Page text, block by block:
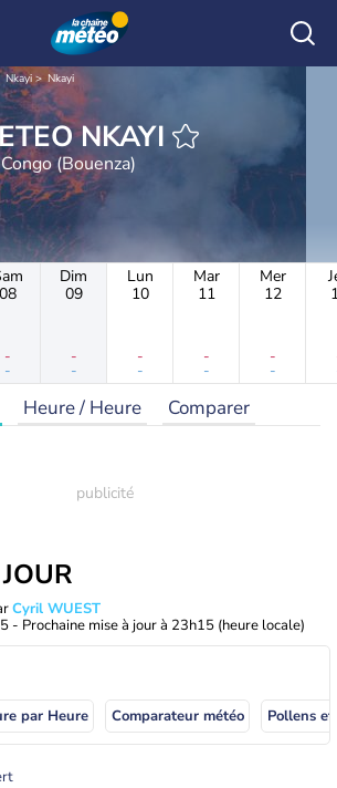
Nkayi Nkayi
METEO NKAYI
Congo (Bouenza)
08
-
-
Dim
09
-
-
Lun
10
-
-
Mar
11
-
-
Mer
12
-
-
Heure / Heure Comparer
Cyril WUEST
- Prochaine mise à jour à 23h15 (heure locale)
par Heure Comparateur météo Pollens